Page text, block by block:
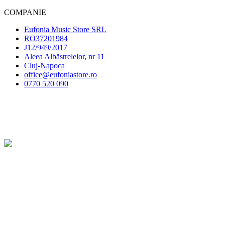
COMPANIE
Eufonia Music Store SRL
RO37201984
J12/949/2017
Aleea Albăstrelelor, nr 11
Cluj-Napoca
office@eufoniastore.ro
0770 520 090